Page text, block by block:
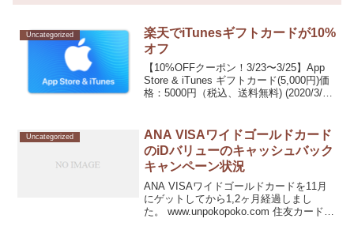
Uncategorized
楽天でiTunesギフトカードが10%
オフ
【10%OFFクーポン！3/23〜3/25】App
Store & iTunes ギフトカード(5,000円)価
格：5000円（税込、送料無料) (2020/3/23
Uncategorized
ANA VISAワイドゴールドカード
のiDバリューのキャッシュバック
キャンペーン状況
ANA VISAワイドゴールドカードを11月
にゲットしてから1,2ヶ月経過しまし
た。 www.unpokopoko.com 住友カード